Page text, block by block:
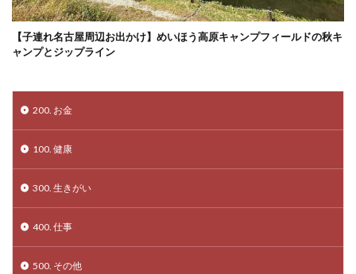
【子連れ名古屋周辺お出かけ】めいほう高原キャンプフィールドの秋キ
ャンプとジップライン
200. お金
100. 健康
300. 生きがい
400. 仕事
500. その他